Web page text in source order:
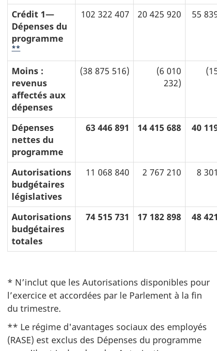
Crédit 1—
Dépenses du
programme
**
102 322 407 20 425 920 55
Moins :
revenus
affectés aux
dépenses
(38 875 516)
(6 010
232)
Dépenses
nettes du
programme
63 446 891 14 415 688 40
Autorisations
budgétaires
législatives
11 068 840 2 767 210 8
Autorisations
budgétaires
totales
74 515 731 17 182 898 48
* N’inclut que les Autorisations disponibles pour
l’exercice et accordées par le Parlement à la fin
du trimestre.
** Le régime d'avantages sociaux des employés
(RASE) est exclus des Dépenses du programme